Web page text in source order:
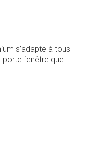
s’adapte à tous
porte fenêtre que